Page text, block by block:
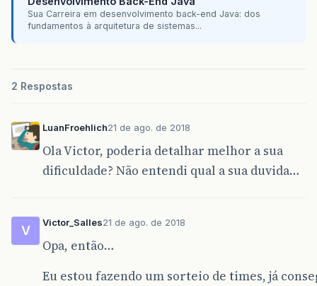
Sua Carreira em desenvolvimento back-end Java: dos
fundamentos à arquitetura de sistemas...
2 Respostas
LuanFroehlich21 de ago. de 2018
Ola Victor, poderia detalhar melhor a sua
dificuldade? Não entendi qual a sua duvida…
V
Victor_Salles21 de ago. de 2018
Opa, então…
Eu estou fazendo um sorteio de times, já